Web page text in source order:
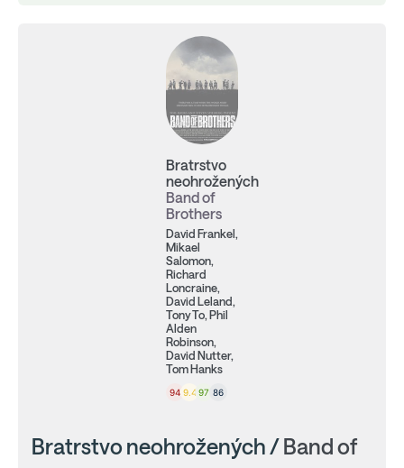
Bratrstvo
neohrožených
Band of
Brothers
David Frankel,
Mikael
Salomon,
Richard
Loncraine,
David Leland,
Tony To, Phil
Alden
Robinson,
David Nutter,
Tom Hanks
94 9.4 97 86
Bratrstvo neohrožených / Band of